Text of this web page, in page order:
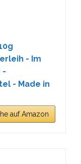
- Im
-
- Made in
auf Amazon